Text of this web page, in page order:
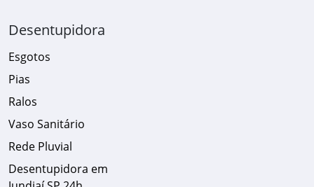
Desentupidora
Esgotos
Pias
Ralos
Vaso Sanitário
Rede Pluvial
Desentupidora em